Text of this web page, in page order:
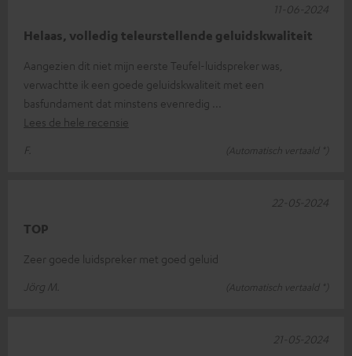
Helaas, volledig teleurstellende geluidskwaliteit
Aangezien dit niet mijn eerste Teufel-luidspreker was,
verwachtte ik een goede geluidskwaliteit met een
basfundament dat minstens evenredig
Lees de hele recensie
F.
(Automatisch vertaald *)
11-06-2024
TOP
Zeer goede luidspreker met goed geluid
Jörg M.
(Automatisch vertaald *)
22-05-2024
21-05-2024